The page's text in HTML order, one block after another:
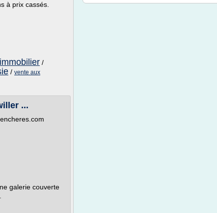
à prix cassés.
/
/ vente aux
...
galerie couverte